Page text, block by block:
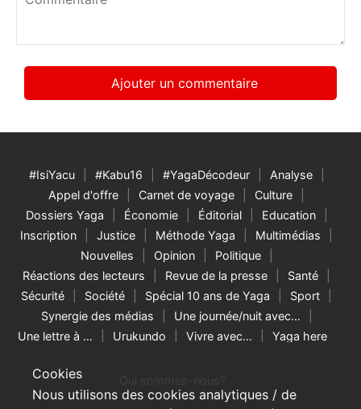
Cookies
Nous utilisons des cookies analytiques / de
#IsiYacu #Kabu16 #YagaDécodeur
Analyse
Appel d'offre
Carnet de voyage
Culture
Dossiers Yaga
Économie Éditorial
Education
Inscription
Justice Méthode Yaga
Multimédias
Nouvelles
Opinion
Politique
Réactions des lecteurs
Revue de la presse
Santé
Sécurité
Société Spécial 10 ans de Yaga
Sport
Synergie des médias
Une journée/nuit avec…
Une lettre à …
Urukundo Vivre avec… Yaga here